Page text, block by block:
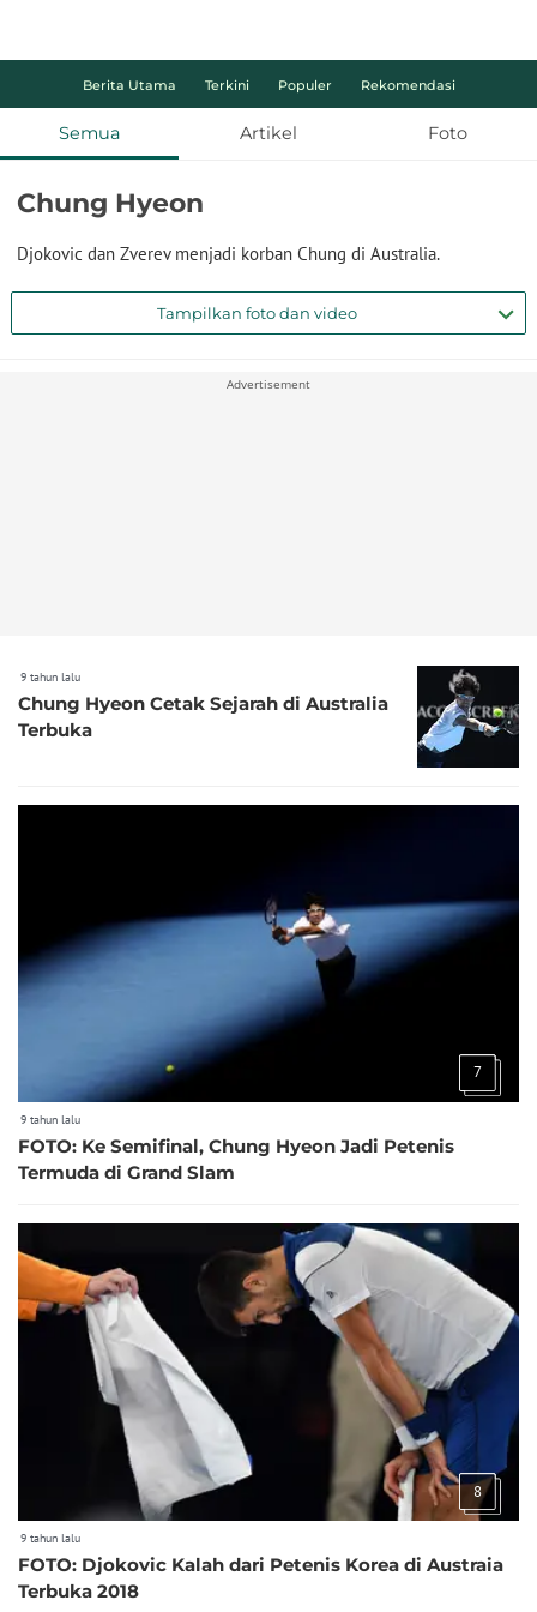
Berita Utama Terkini Populer Rekomendasi
Semua Artikel Foto
Chung Hyeon
Djokovic dan Zverev menjadi korban Chung di Australia.
Tampilkan foto dan video
Advertisement
9 tahun lalu
Chung Hyeon Cetak Sejarah di Australia
Terbuka
7
9 tahun lalu
FOTO: Ke Semifinal, Chung Hyeon Jadi Petenis
Termuda di Grand Slam
8
9 tahun lalu
FOTO: Djokovic Kalah dari Petenis Korea di Austraia
Terbuka 2018